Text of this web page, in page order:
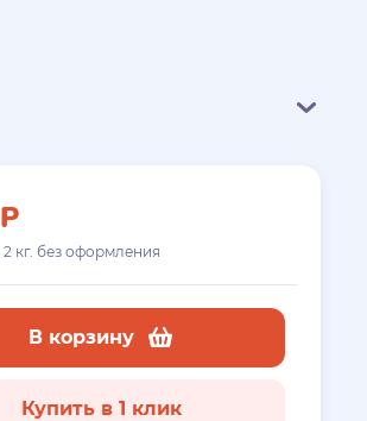
Р
2 кг. без оформления
В корзину
Купить в 1 клик